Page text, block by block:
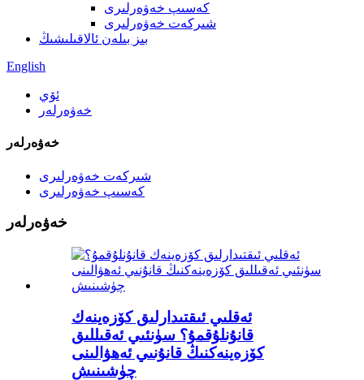
كەسىپ خەۋەرلىرى
شىركەت خەۋەرلىرى
بىز بىلەن ئالاقىلىشىڭ
English
ئۆي
خەۋەرلەر
خەۋەرلەر
شىركەت خەۋەرلىرى
كەسىپ خەۋەرلىرى
خەۋەرلەر
ئەقلىي ئىقتىدارلىق كۆزەينەك
قانۇنلۇقمۇ؟ سۈنئىي ئەقىللىق
كۆزەينەكنىڭ قانۇنىي ئەھۋالىنى
چۈشىنىش